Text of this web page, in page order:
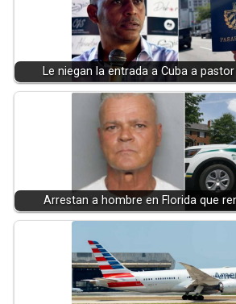
Le niegan la entrada a Cuba a
Arrestan a hombre en Florida que